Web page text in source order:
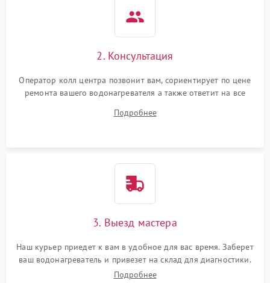
2. Консультация
Оператор колл центра позвонит вам, сориентирует по цене
ремонта вашего водонагревателя а также ответит на все
Подробнее
3. Выезд мастера
Наш курьер приедет к вам в удобное для вас время. Заберет
ваш водонагреватель и привезет на склад для диагностики.
Подробнее